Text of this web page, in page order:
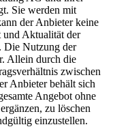
Sie werden mit
der Anbieter keine
Aktualität der
Die Nutzung der
Allein durch die
zwischen
Anbieter behält sich
Angebot ohne
zu löschen
einzustellen.